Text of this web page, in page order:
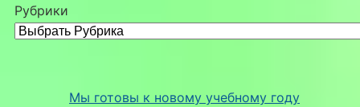
Рубрики
Мы готовы к новому учебному году